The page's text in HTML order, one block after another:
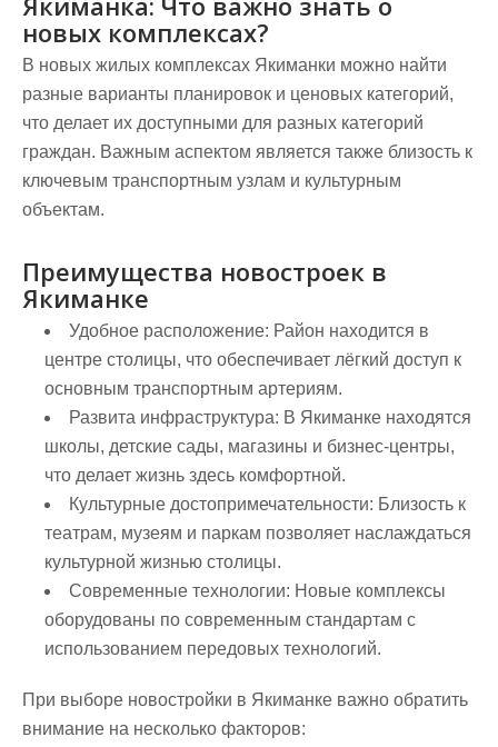
новых комплексах?
В новых жилых комплексах Якиманки можно найти
разные варианты планировок и ценовых категорий,
что делает их доступными для разных категорий
граждан. Важным аспектом является также близость к
ключевым транспортным узлам и культурным
объектам.
Преимущества новостроек в
Якиманке
Удобное расположение: Район находится в
центре столицы, что обеспечивает лёгкий доступ к
основным транспортным артериям.
Развита инфраструктура: В Якиманке находятся
школы, детские сады, магазины и бизнес-центры,
что делает жизнь здесь комфортной.
Культурные достопримечательности: Близость к
театрам, музеям и паркам позволяет наслаждаться
культурной жизнью столицы.
Современные технологии: Новые комплексы
оборудованы по современным стандартам с
использованием передовых технологий.
При выборе новостройки в Якиманке важно обратить
внимание на несколько факторов: